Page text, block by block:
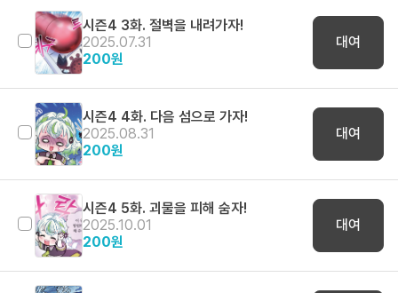
시즌4 3화. 절벽을 내려가자!
2025.07.31
200원
대여
시즌4 4화. 다음 섬으로 가자!
2025.08.31
200원
대여
시즌4 5화. 괴물을 피해 숨자!
2025.10.01
200원
대여